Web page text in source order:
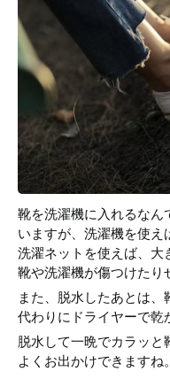
靴を洗濯機に入れるなん
いますが、洗濯機を使え
洗濯ネットを使えば、大
靴や洗濯機が傷つけたり
また、脱水したあとは
代わりにドライヤーで乾
脱水して一晩でカラッと
よくお出かけできますね。